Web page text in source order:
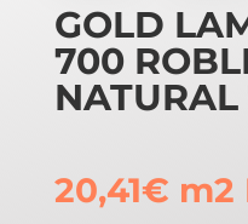
GOLD
700
20,41€ m2